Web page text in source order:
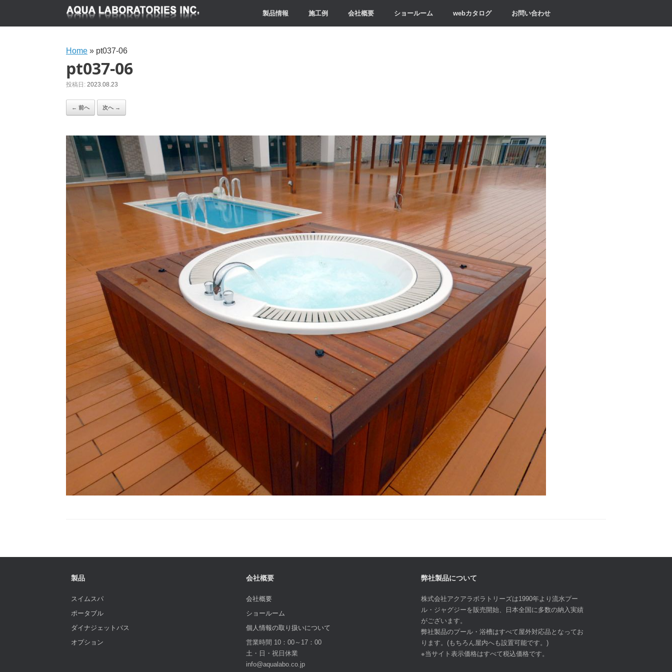
製品情報 施工例 会社概要 ショールーム webカタログ お問い合わせ
Home » pt037-06
pt037-06
投稿日: 2023.08.23
← 前へ 次へ →
製品
スイムスパ
ポータブル
ダイナジェットバス
オプション
会社概要
会社概要
ショールーム
個人情報の取り扱いについて
営業時間 10：00～17：00
土・日・祝日休業
info@aqualabo.co.jp
弊社製品について
株式会社アクアラボラトリーズは1990年より流水プー
ル・ジャグジーを販売開始、日本全国に多数の納入実績
がございます。
弊社製品のプール・浴槽はすべて屋外対応品となってお
ります。(もちろん屋内へも設置可能です。)
※当サイト表示価格はすべて税込価格です。